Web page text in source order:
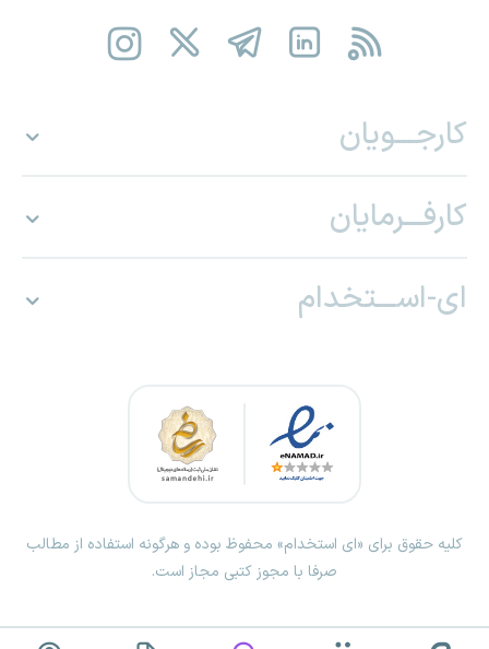
کارجـــویان
کارفـــرمایان
ای-اســـتخدام
کلیه حقوق برای «ای استخدام» محفوظ بوده و هرگونه استفاده از مطالب
صرفا با مجوز کتبی مجاز است.